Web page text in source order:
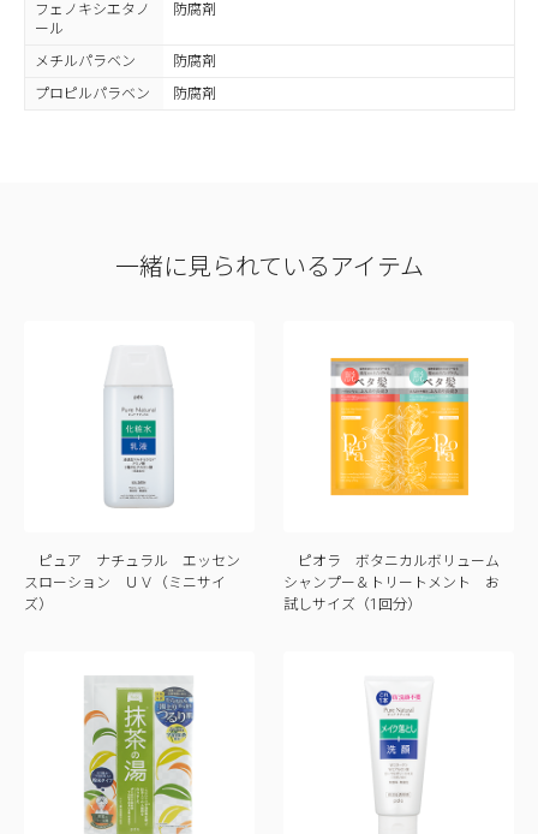
フェノキシエタノ
ール
防腐剤
メチルパラベン
防腐剤
プロピルパラベン
防腐剤
一緒に見られているアイテム
ピュア ナチュラル エッセン
スローション ＵＶ（ミニサイ
ズ）
ピオラ ボタニカルボリューム
シャンプー＆トリートメント お
試しサイズ（1回分）